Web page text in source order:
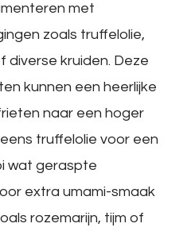
met
zoals truffelolie,
diverse kruiden. Deze
kunnen een heerlijke
naar een hoger
truffelolie voor een
wat geraspte
extra umami-smaak
rozemarijn, tijm of